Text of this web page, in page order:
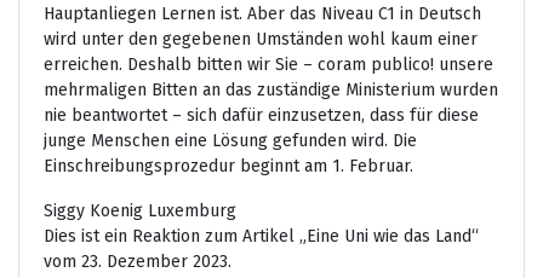
Hauptanliegen Lernen ist. Aber das Niveau C1 in Deutsch
wird unter den gegebenen Umständen wohl kaum einer
erreichen. Deshalb bitten wir Sie – coram publico! unsere
mehrmaligen Bitten an das zuständige Ministerium wurden
nie beantwortet – sich dafür einzusetzen, dass für diese
junge Menschen eine Lösung gefunden wird. Die
Einschreibungsprozedur beginnt am 1. Februar.
Siggy Koenig Luxemburg
Dies ist ein Reaktion zum Artikel „Eine Uni wie das Land“
vom 23. Dezember 2023.